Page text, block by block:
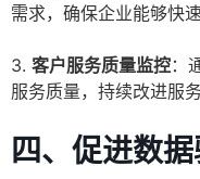
需求，确保企业能够快
3. 客户服务质量监控：
服务质量，持续改进服务
四、促进数